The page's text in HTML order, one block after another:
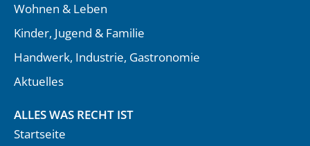
Wohnen & Leben
Kinder, Jugend & Familie
Handwerk, Industrie, Gastronomie
Aktuelles
ALLES WAS RECHT IST
Startseite